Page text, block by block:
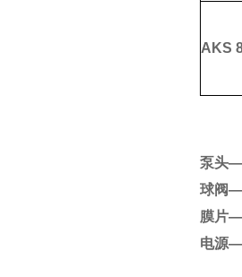
AKS
泵头
球阀—
膜片—
电源—